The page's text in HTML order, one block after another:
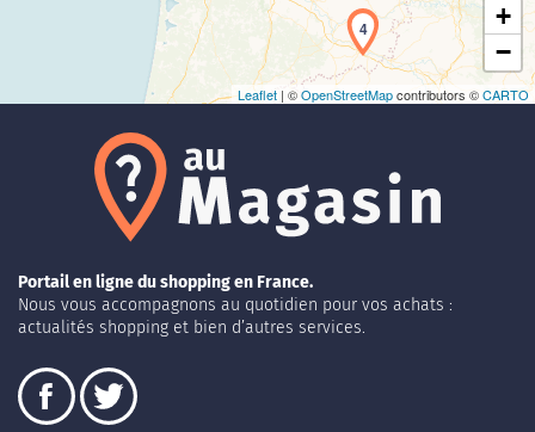
4
+
−
Leaflet | ©OpenStreetMapcontributors ©CARTO
Portail en ligne du shopping en France.
Nous vous accompagnons au quotidien pour vos achats :
actualités shopping et bien d’autres services.